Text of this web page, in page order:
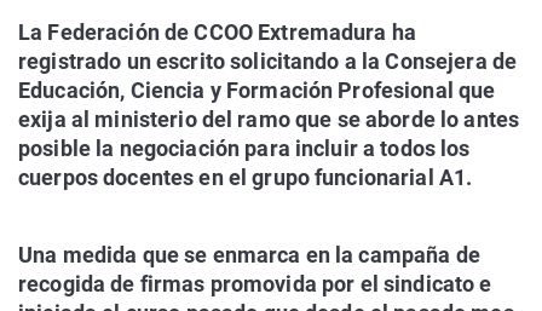
La Federación de CCOO Extremadura ha
registrado un escrito solicitando a la Consejera de
Educación, Ciencia y Formación Profesional que
exija al ministerio del ramo que se aborde lo antes
posible la negociación para incluir a todos los
cuerpos docentes en el grupo funcionarial A1.
Una medida que se enmarca en la campaña de
recogida de firmas promovida por el sindicato e